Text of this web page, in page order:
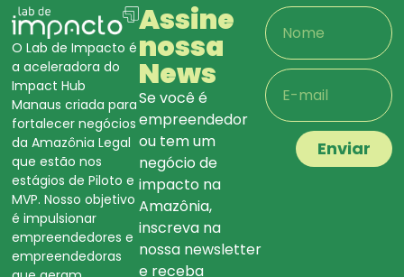
O Lab de Impacto é
a aceleradora do
Impact Hub
Manaus criada para
fortalecer negócios
da Amazônia Legal
que estão nos
estágios de Piloto e
MVP. Nosso objetivo
é impulsionar
empreendedores e
empreendedoras
Assine
nossa
News
Se você é
empreendedor
ou tem um
negócio de
impacto na
Amazônia,
inscreva na
nossa newsletter
e receba
Enviar